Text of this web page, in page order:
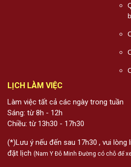
LỊCH LÀM VIỆC
Làm việc tất cả các ngày trong tuần
Sáng: từ 8h - 12h
Chiều: từ 13h30 - 17h30
(*)Lưu ý nếu đến sau 17h30 , vui
đặt lịch (Nam Y Đỗ Minh Đường có chỗ để